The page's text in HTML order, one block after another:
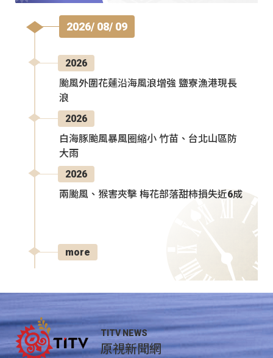
2026/ 08/ 09
2026
颱風外圍花蓮沿海風浪增強 鹽寮漁港現長
浪
2026
白海豚颱風暴風圈縮小 竹苗、台北山區防
大雨
2026
兩颱風、猴害夾擊 梅花部落甜柿損失近6成
more
TITV NEWS
原視新聞網